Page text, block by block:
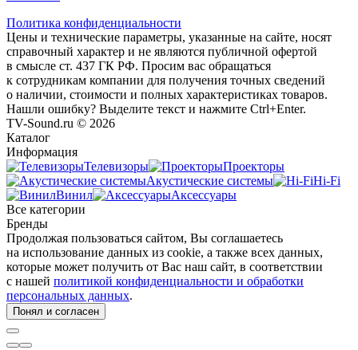
Политика конфиденциальности
Цены и технические параметры, указанные на сайте, носят
справочный характер и не являются публичной офертой
в смысле ст. 437 ГК РФ. Просим вас обращаться
к сотрудникам компании для получения точных сведений
о наличии, стоимости и полных характеристиках товаров.
Нашли ошибку? Выделите текст и нажмите Ctrl+Enter.
TV-Sound.ru © 2026
Каталог
Информация
Телевизоры
Проекторы
Акустические системы
Hi-Fi
Винил
Аксессуары
Все категории
Бренды
Продолжая пользоваться сайтом, Вы соглашаетесь
на использование данных из cookie, а также всех данных,
которые может получить от Вас наш сайт, в соответствии
с нашей политикой конфиденциальности и обработки
персональных данных.
Понял и согласен